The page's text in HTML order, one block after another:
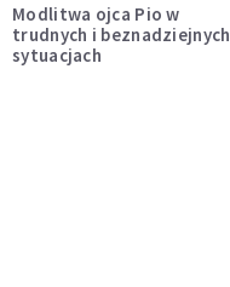
Modlitwa ojca Pio w
trudnych i beznadziejnych
sytuacjach